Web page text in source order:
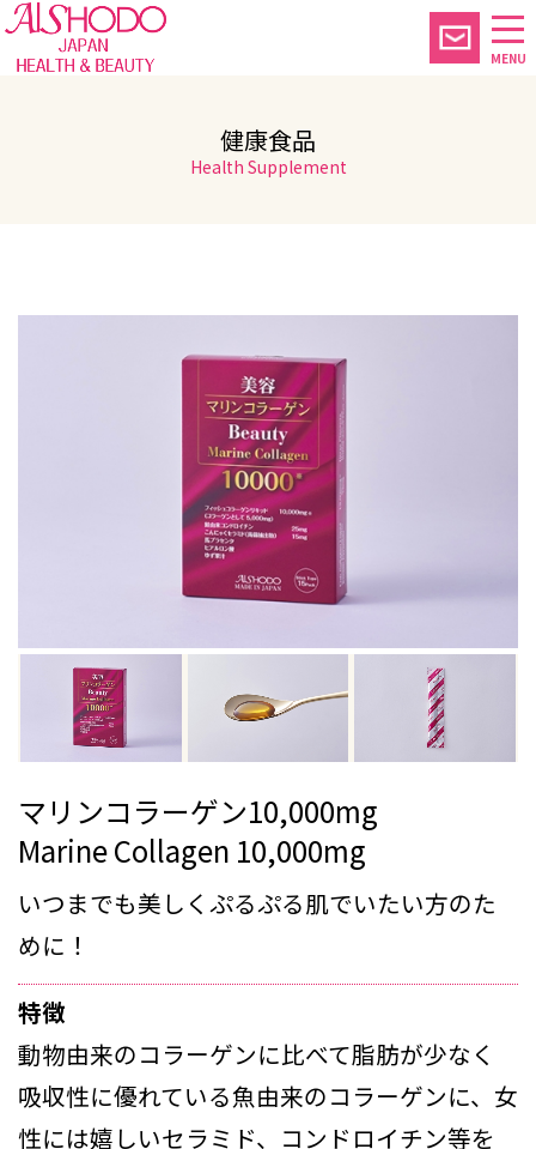
MENU
健康食品
Health Supplement
マリンコラーゲン10,000mg
Marine Collagen 10,000mg
いつまでも美しくぷるぷる肌でいたい方のた
めに！
特徴
動物由来のコラーゲンに比べて脂肪が少なく
吸収性に優れている魚由来のコラーゲンに、女
性には嬉しいセラミド、コンドロイチン等を